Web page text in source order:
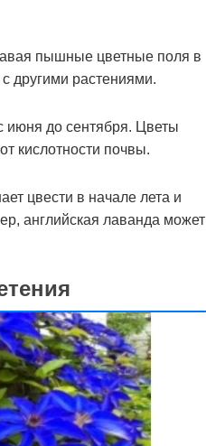
пышные цветные поля в
другими растениями.
июня до сентября. Цветы
кислотности почвы.
цвести в начале лета и
английская лаванда может